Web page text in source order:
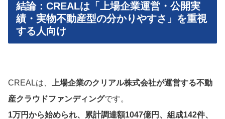
結論：CREALは「上場企業運営・公開実
績・実物不動産型の分かりやすさ」を重視
する人向け
CREALは、
上場企業のクリアル株式会社が運営する不動
産クラウドファンディングです。
1万円から始められ、累計調達額1047億円、組成142件、